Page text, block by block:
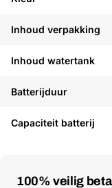
Inhoud verpakking
Inhoud watertank
Batterijduur
Capaciteit batterij
100% veilig
Betaalmethoden